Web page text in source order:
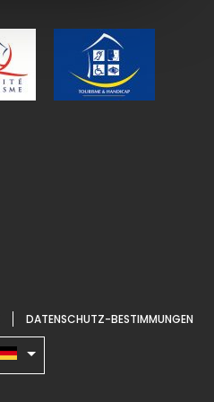
DATENSCHUTZ-BESTIMMUNGEN